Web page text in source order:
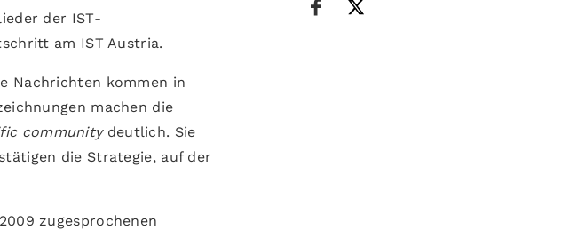
der IST-
am IST Austria.
Nachrichten kommen in
machen die
community deutlich. Sie
die Strategie, auf der
zugesprochenen